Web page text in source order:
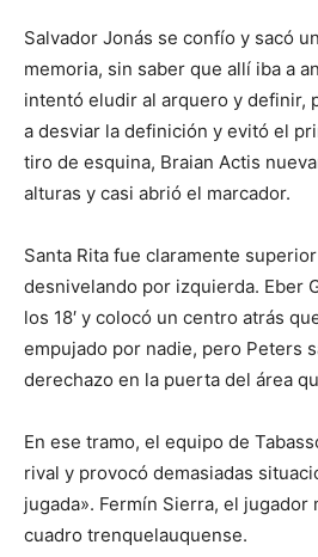
Salvador Jonás se confío y sacó
memoria, sin saber que allí iba a
intentó eludir al arquero y definir,
a desviar la definición y evitó el
tiro de esquina, Braian Actis
alturas y casi abrió el marcador.
Santa Rita fue claramente
desnivelando por izquierda. Eber
los 18′ y colocó un centro atrás
empujado por nadie, pero Peters
derechazo en la puerta del área
En ese tramo, el equipo de
rival y provocó demasiadas
jugada». Fermín Sierra, el jugador
cuadro trenquelauquense.